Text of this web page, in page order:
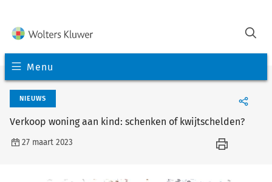
Menu
NIEUWS
Verkoop woning aan kind: schenken of kwijtschelden?
27 maart 2023